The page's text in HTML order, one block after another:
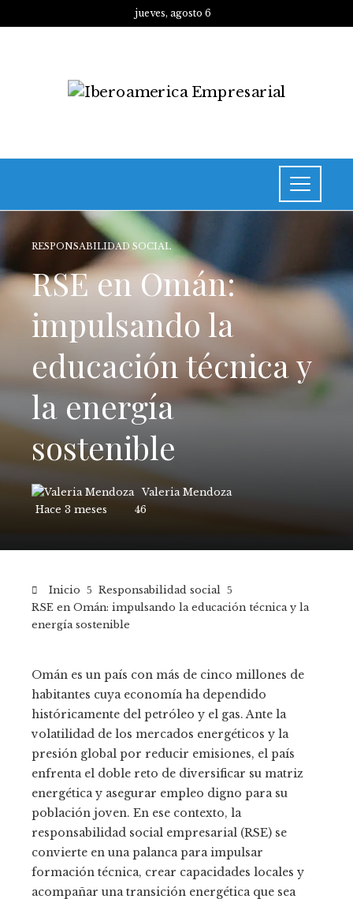
jueves, agosto 6
RESPONSABILIDAD SOCIAL
RSE en Omán:
impulsando la
educación técnica y
la energía
sostenible
Valeria Mendoza
Hace 3 meses
46
Inicio
Responsabilidad social
RSE en Omán: impulsando la educación técnica y la
energía sostenible
Omán es un país con más de cinco millones de
habitantes cuya economía ha dependido
históricamente del petróleo y el gas. Ante la
volatilidad de los mercados energéticos y la
presión global por reducir emisiones, el país
enfrenta el doble reto de diversificar su matriz
energética y asegurar empleo digno para su
población joven. En ese contexto, la
responsabilidad social empresarial (RSE) se
convierte en una palanca para impulsar
formación técnica, crear capacidades locales y
acompañar una transición energética que sea